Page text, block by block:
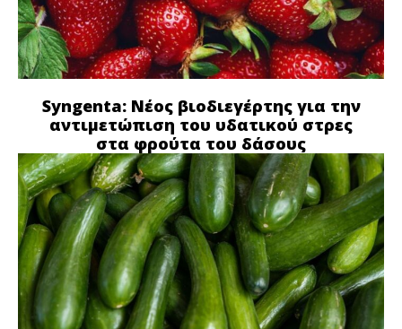
Syngenta: Νέος βιοδιεγέρτης για την
αντιμετώπιση του υδατικού στρες
στα φρούτα του δάσους